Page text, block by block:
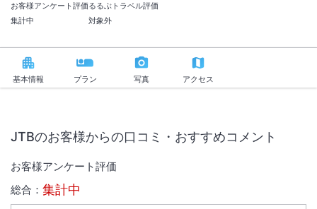
お客様アンケート評価
集計中
るるぶトラベル評価
対象外
基本情報 プラン 写真 アクセス
JTBのお客様からの口コミ・おすすめコメント
お客様アンケート評価
総合： 集計中